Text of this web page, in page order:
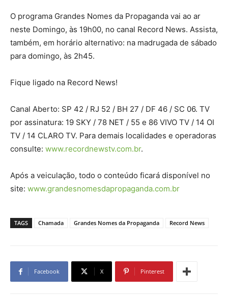
O programa Grandes Nomes da Propaganda vai ao ar
neste Domingo, às 19h00, no canal Record News. Assista,
também, em horário alternativo: na madrugada de sábado
para domingo, às 2h45.
Fique ligado na Record News!
Canal Aberto: SP 42 / RJ 52 / BH 27 / DF 46 / SC 06. TV
por assinatura: 19 SKY / 78 NET / 55 e 86 VIVO TV / 14 OI
TV / 14 CLARO TV. Para demais localidades e operadoras
consulte: www.recordnewstv.com.br.
Após a veiculação, todo o conteúdo ficará disponível no
site: www.grandesnomesdapropaganda.com.br
TAGS Chamada Grandes Nomes da Propaganda Record News
Facebook X Pinterest